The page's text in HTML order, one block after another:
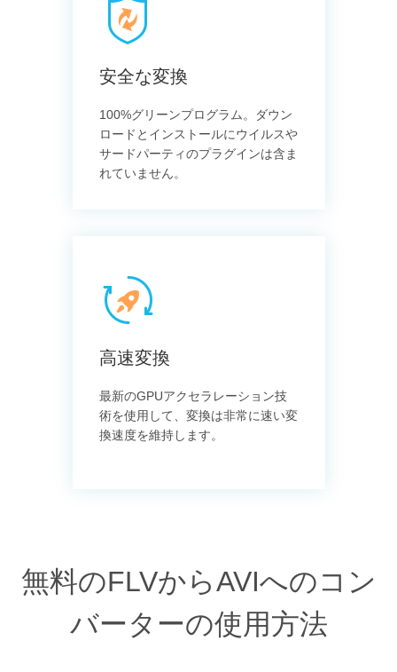
安全な変換
100%グリーンプログラム。ダウン
ロードとインストールにウイルスや
サードパーティのプラグインは含ま
れていません。
高速変換
最新のGPUアクセラレーション技
術を使用して、変換は非常に速い変
換速度を維持します。
無料のFLVからAVIへのコン
バーターの使用方法